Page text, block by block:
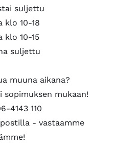
suljettu
klo 10-18
klo 10-15
suljettu
muuna aikana?
sopimuksen mukaan!
4143 110
- vastaamme